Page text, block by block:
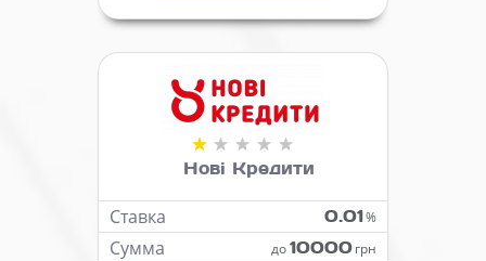
Нові Кредити
Ставка 0.01%
Сумма до10000грн